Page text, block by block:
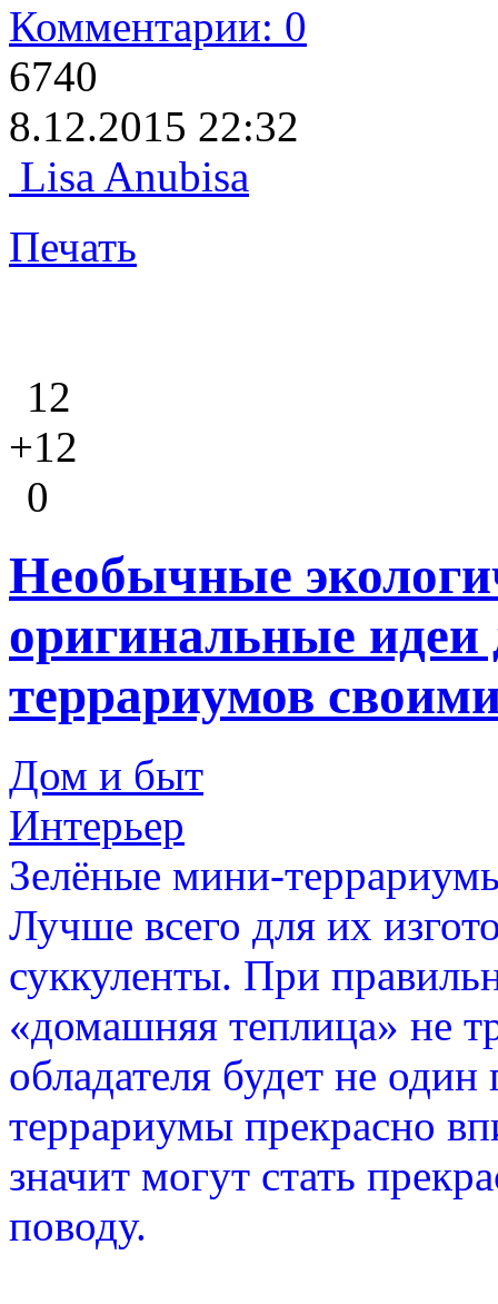
Комментарии: 0
6740
8.12.2015 22:32
Lisa Anubisa
Печать
12
+12
0
Необычные
оригинальные идеи
террариумов
Дом и быт
Интерьер
Зелёные мини-
Лучше всего для их
суккуленты. При
«домашняя теплица» не
обладателя будет не
террариумы прекрасно
значит могут стать
поводу.